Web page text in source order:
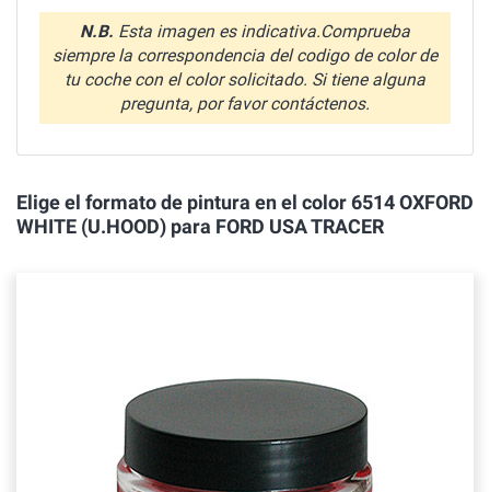
N.B. Esta imagen es indicativa.Comprueba
siempre la correspondencia del codigo de color de
tu coche con el color solicitado. Si tiene alguna
pregunta, por favor contáctenos.
Elige el formato de pintura en el color 6514 OXFORD
WHITE (U.HOOD) para FORD USA TRACER